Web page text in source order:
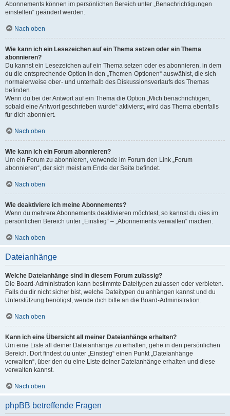
Abonnements können im persönlichen Bereich unter „Benachrichtigungen
einstellen“ geändert werden.
Nach oben
Wie kann ich ein Lesezeichen auf ein Thema setzen oder ein Thema
abonnieren?
Du kannst ein Lesezeichen auf ein Thema setzen oder es abonnieren, in dem
du die entsprechende Option in den „Themen-Optionen“ auswählst, die sich
normalerweise ober- und unterhalb des Diskussionsverlaufs des Themas
befinden.
Wenn du bei der Antwort auf ein Thema die Option „Mich benachrichtigen,
sobald eine Antwort geschrieben wurde“ aktivierst, wird das Thema ebenfalls
für dich abonniert.
Nach oben
Wie kann ich ein Forum abonnieren?
Um ein Forum zu abonnieren, verwende im Forum den Link „Forum
abonnieren“, der sich meist am Ende der Seite befindet.
Nach oben
Wie deaktiviere ich meine Abonnements?
Wenn du mehrere Abonnements deaktivieren möchtest, so kannst du dies im
persönlichen Bereich unter „Einstieg“ – „Abonnements verwalten“ machen.
Nach oben
Dateianhänge
Welche Dateianhänge sind in diesem Forum zulässig?
Die Board-Administration kann bestimmte Dateitypen zulassen oder verbieten.
Falls du dir nicht sicher bist, welche Dateitypen du anhängen kannst und du
Unterstützung benötigst, wende dich bitte an die Board-Administration.
Nach oben
Kann ich eine Übersicht all meiner Dateianhänge erhalten?
Um eine Liste all deiner Dateianhänge zu erhalten, gehe in den persönlichen
Bereich. Dort findest du unter „Einstieg“ einen Punkt „Dateianhänge
verwalten“, über den du eine Liste deiner Dateianhänge erhalten und diese
verwalten kannst.
Nach oben
phpBB betreffende Fragen